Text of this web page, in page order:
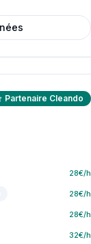
Partenaire Cleando
28€/h
28€/h
28€/h
32€/h